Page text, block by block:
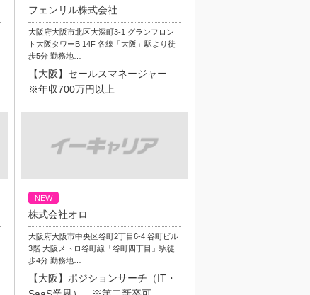
フェンリル株式会社
大阪府大阪市北区大深町3-1 グランフロン
ト大阪タワーB 14F 各線「大阪」駅より徒
歩5分 勤務地…
【大阪】セールスマネージャー
※年収700万円以上
NEW
株式会社オロ
大阪府大阪市中央区谷町2丁目6-4 谷町ビル
3階 大阪メトロ谷町線「谷町四丁目」駅徒
歩4分 勤務地…
【大阪】ポジションサーチ（IT・